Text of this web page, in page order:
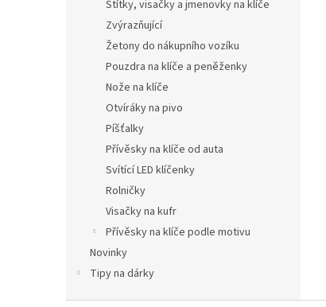
Štítky, visačky a jmenovky na klíče
Zvýrazňující
Žetony do nákupního vozíku
Pouzdra na klíče a peněženky
Nože na klíče
Otvíráky na pivo
Píšťalky
Přívěsky na klíče od auta
Svítící LED klíčenky
Rolničky
Visačky na kufr
Přívěsky na klíče podle motivu
Novinky
Tipy na dárky